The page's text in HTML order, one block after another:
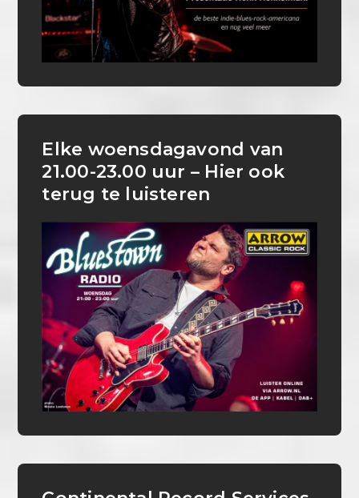
Elke woensdagavond van
21.00-23.00 uur – Hier ook
terug te luisteren